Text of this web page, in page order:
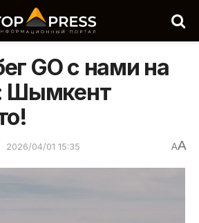
GO с нами на
Шымкент
2026/04/01 15:35 AA